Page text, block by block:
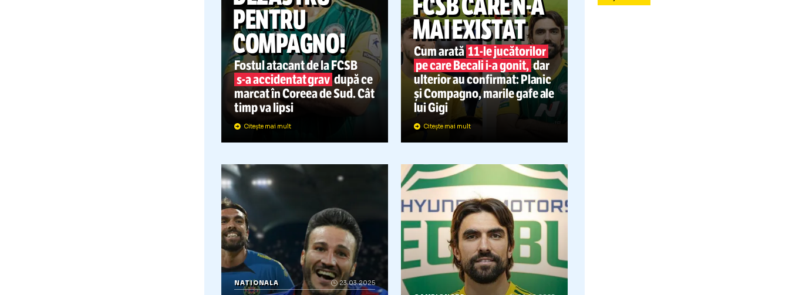
DEZASTRU
PENTRU
COMPAGNO!
Fostul atacant de la FCSB
s-aaccidentat grav
marcat în Coreea de Sud. Cât
timp va lipsi
Citește mai mult
SUPERLIGA 24.07.2025
FCSB CAREN-A
MAI EXISTAT
Cum arată11-lejucătorilor
pe care Becalii-agonit,
ulterior au confirmat: Planic
și Compagno, marile gafe ale
lui Gigi
Citește mai mult